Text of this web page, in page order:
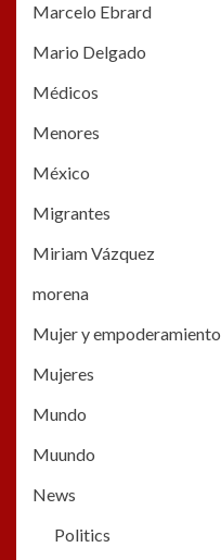
Marcelo Ebrard
Mario Delgado
Médicos
Menores
México
Migrantes
Miriam Vázquez
morena
Mujer y empoderamiento
Mujeres
Mundo
Muundo
News
Politics